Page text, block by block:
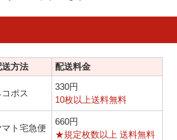
送方法 配送料金
コポス
330円
10枚以上送料無料
マト宅急便
660円
★規定枚数以上 送料無料